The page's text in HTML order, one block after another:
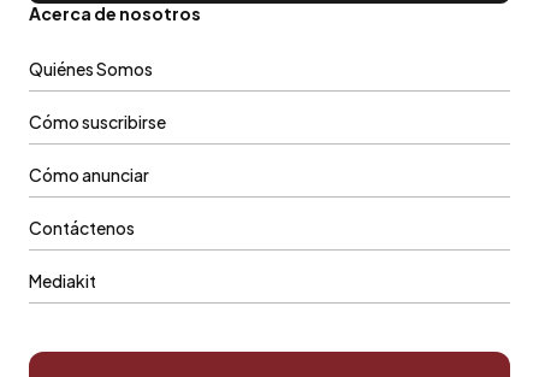
Acerca de nosotros
Quiénes Somos
Cómo suscribirse
Cómo anunciar
Contáctenos
Mediakit